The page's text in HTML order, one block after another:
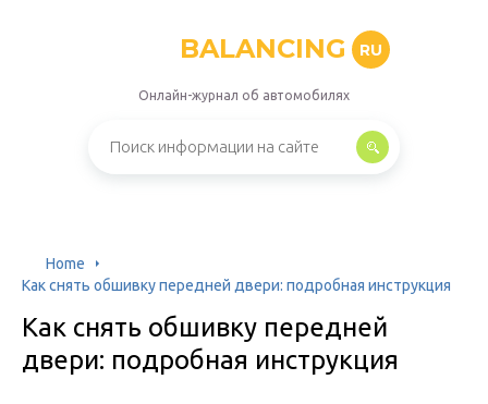
BALANCING RU
Онлайн-журнал об автомобилях
Home
Как снять обшивку передней двери: подробная инструкция
Как снять обшивку передней
двери: подробная инструкция